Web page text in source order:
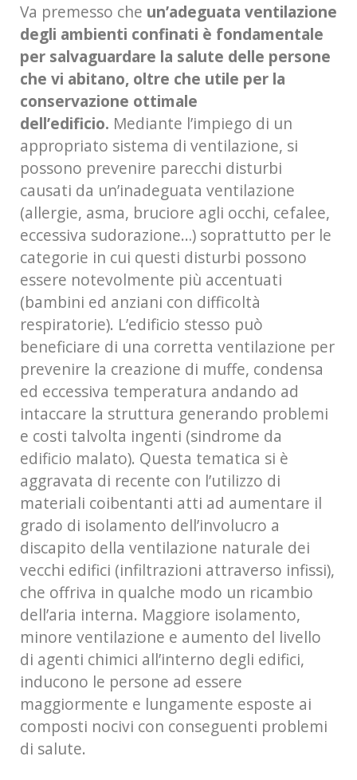
Va premesso che un’adeguata ventilazione
degli ambienti confinati è fondamentale
per salvaguardare la salute delle persone
che vi abitano, oltre che utile per la
conservazione ottimale
dell’edificio. Mediante l’impiego di un
appropriato sistema di ventilazione, si
possono prevenire parecchi disturbi
causati da un’inadeguata ventilazione
(allergie, asma, bruciore agli occhi, cefalee,
eccessiva sudorazione…) soprattutto per le
categorie in cui questi disturbi possono
essere notevolmente più accentuati
(bambini ed anziani con difficoltà
respiratorie). L’edificio stesso può
beneficiare di una corretta ventilazione per
prevenire la creazione di muffe, condensa
ed eccessiva temperatura andando ad
intaccare la struttura generando problemi
e costi talvolta ingenti (sindrome da
edificio malato). Questa tematica si è
aggravata di recente con l’utilizzo di
materiali coibentanti atti ad aumentare il
grado di isolamento dell’involucro a
discapito della ventilazione naturale dei
vecchi edifici (infiltrazioni attraverso infissi),
che offriva in qualche modo un ricambio
dell’aria interna. Maggiore isolamento,
minore ventilazione e aumento del livello
di agenti chimici all’interno degli edifici,
inducono le persone ad essere
maggiormente e lungamente esposte ai
composti nocivi con conseguenti problemi
di salute.